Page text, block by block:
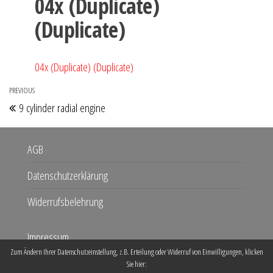
04x (Duplicate)
(Duplicate)
04x (Duplicate) (Duplicate)
Beitragsnavigation
Previous
Post
PREVIOUS
9 cylinder radial engine
AGB
Datenschutzerklärung
Widerrufsbelehrung
Impressum
Zum Ändern Ihrer Datenschutzeinstellung, z.B. Erteilung oder Widerruf von Einwilligungen, klicken
Sie hier: